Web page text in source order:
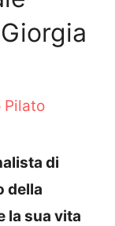
Pilato
di
della
la sua vita